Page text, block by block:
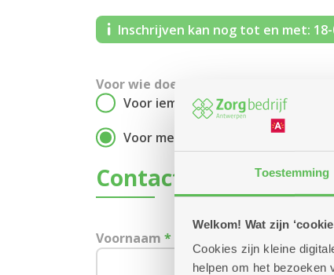
Toestemming
Welkom! Wat zijn
Cookies zijn kleine
helpen om het bezoeken
Inschrijven kan nog tot en met: 18-
Voor wie doe je deze aanvraag?
Voor iemand anders
Voor mezelf
Contactgegevens
Voornaam *